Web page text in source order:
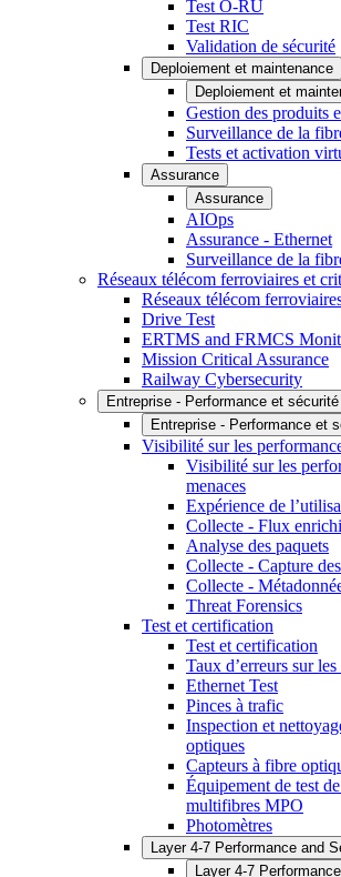
Test O-RU
Test RIC
Validation de sécurité
Deploiement et maintenance
Deploiement et
Gestion des produits
Surveillance de la
Tests et activation
Assurance
Assurance
AIOps
Assurance - Ethernet
Surveillance de la
Réseaux télécom ferroviaires et
Réseaux télécom
Drive Test
ERTMS and FRMCS
Mission Critical Assurance
Railway Cybersecurity
Entreprise - Performance et sécurité
Entreprise - Performance et
Visibilité sur les
Visibilité sur les
menaces
Expérience de
Collecte - Flux
Analyse des paquets
Collecte - Capture
Collecte -
Threat Forensics
Test et certification
Test et certification
Taux d’erreurs sur les
Ethernet Test
Pinces à trafic
Inspection et
optiques
Capteurs à fibre
Équipement de test
multifibres MPO
Photomètres
Layer 4-7 Performance and
Layer 4-7